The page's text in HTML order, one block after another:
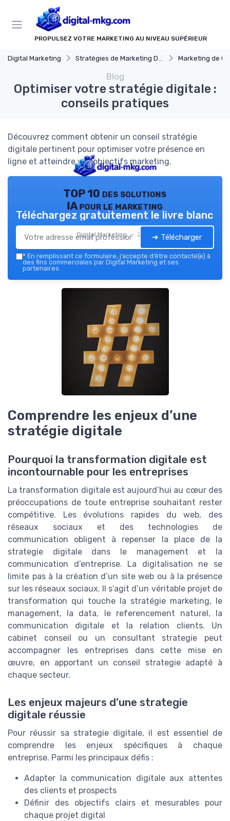
PROPULSEZ VOTRE MARKETING AU NIVEAU SUPÉRIEUR
Digital Marketing Stratégies de Marketing Digital Marketing de
Blog
Optimiser votre stratégie digitale :
conseils pratiques
Découvrez comment obtenir un conseil stratégie
digitale pertinent pour optimiser votre présence en
ligne et atteindre vos objectifs marketing.
TOP 10 des solutions
IA pour le marketing
Digital Marketing — 2026
Téléchargez gratuitement le livre blanc
➔ Télécharger
* En remplissant ce formulaire, j’accepte d’être contacté(e) à
des fins commerciales par Digital Marketing et ses
partenaires.
Comprendre les enjeux d’une
stratégie digitale
Pourquoi la transformation digitale est
incontournable pour les entreprises
La transformation digitale est aujourd’hui au cœur des
préoccupations de toute entreprise souhaitant rester
compétitive. Les évolutions rapides du web, des
réseaux sociaux et des technologies de
communication obligent à repenser la place de la
strategie digitale dans le management et la
communication d’entreprise. La digitalisation ne se
limite pas à la création d’un site web ou à la présence
sur les réseaux sociaux. Il s’agit d’un véritable projet de
transformation qui touche la stratégie marketing, le
management, la data, le referencement naturel, la
communication digitale et la relation clients. Un
cabinet conseil ou un consultant strategie peut
accompagner les entreprises dans cette mise en
œuvre, en apportant un conseil strategie adapté à
chaque secteur.
Les enjeux majeurs d’une strategie
digitale réussie
Pour réussir sa strategie digitale, il est essentiel de
comprendre les enjeux spécifiques à chaque
entreprise. Parmi les principaux défis :
Adapter la communication digitale aux attentes
des clients et prospects
Définir des objectifs clairs et mesurables pour
chaque projet digital
Panneau de gestion des cookies